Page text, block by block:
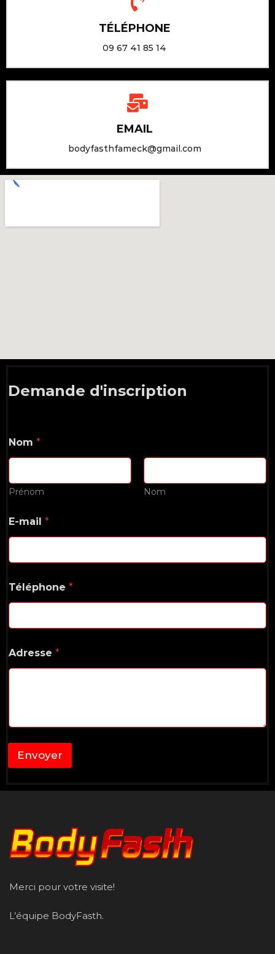
TÉLÉPHONE
09 67 41 85 14
EMAIL
bodyfasthfameck@gmail.com
Demande d'inscription
Nom *
Prénom Nom
E-mail *
Téléphone *
Adresse *
Envoyer
Merci pour votre visite!
L’équipe BodyFasth.